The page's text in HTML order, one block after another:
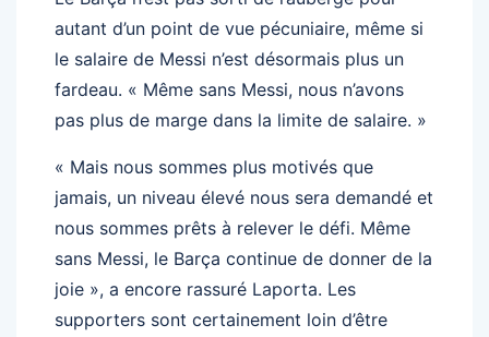
autant d’un point de vue pécuniaire, même si
le salaire de Messi n’est désormais plus un
fardeau. « Même sans Messi, nous n’avons
pas plus de marge dans la limite de salaire. »
« Mais nous sommes plus motivés que
jamais, un niveau élevé nous sera demandé et
nous sommes prêts à relever le défi. Même
sans Messi, le Barça continue de donner de la
joie », a encore rassuré Laporta. Les
supporters sont certainement loin d’être